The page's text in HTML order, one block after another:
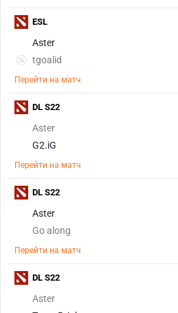
Aster
tgoalid
Перейти на матч
ESL
Aster
G2.iG
Перейти на матч
DL S22
Aster
Go along
Перейти на матч
DL S22
Aster
DL S22